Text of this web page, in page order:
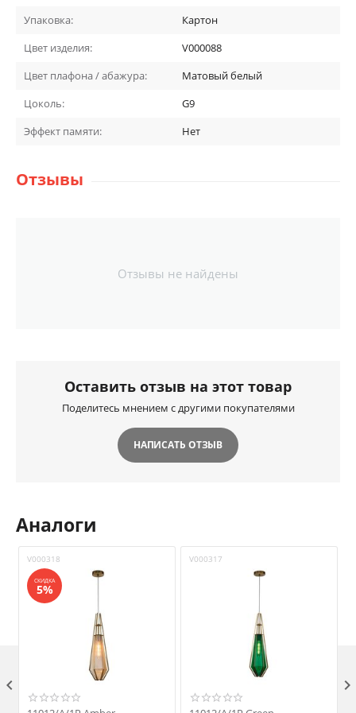
Упаковка:
Картон
Цвет изделия:
V000088
Цвет плафона / абажура:
Матовый белый
Цоколь:
G9
Эффект памяти:
Нет
Отзывы
Отзывы не найдены
Оставить отзыв на этот товар
Поделитесь мнением с другими покупателями
НАПИСАТЬ ОТЗЫВ
Аналоги
V000318
СКИДКА
5%
V000317
 